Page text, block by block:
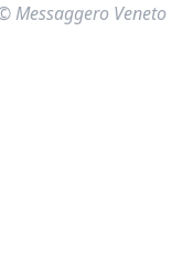
Messaggero Veneto